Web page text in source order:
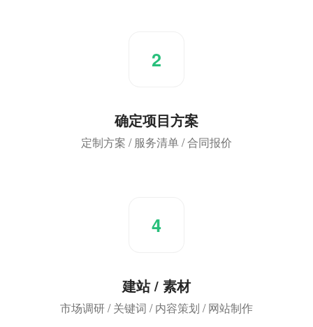
2
确定项目方案
定制方案 / 服务清单 / 合同报价
4
建站 / 素材
市场调研 / 关键词 / 内容策划 / 网站制作